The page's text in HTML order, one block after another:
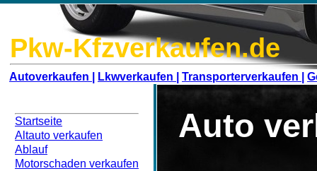
Pkw-Kfzverkaufen.de
Autoverkaufen | Lkwverkaufen | Transporterverkaufen |
Startseite
Altauto verkaufen
Ablauf
Motorschaden verkaufen
Auto